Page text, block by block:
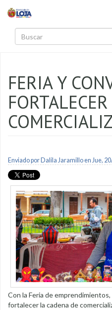
FERIA Y
Enviado por Dalila Jaramilloen Jue,
Con la Feria de
fortalecer la cadena de